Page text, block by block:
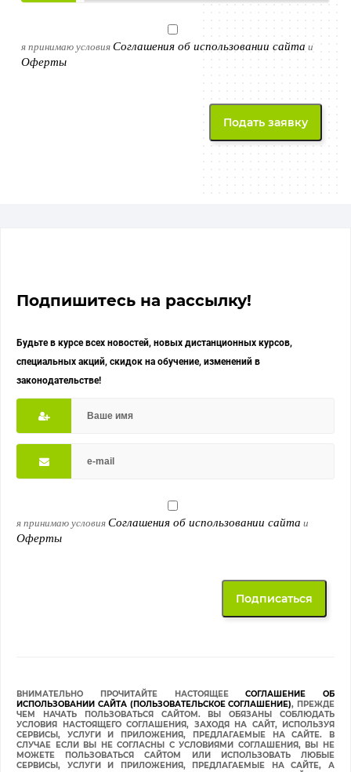
я принимаю условияСоглашения об использовании сайта и
Оферты
Подпишитесь на рассылку!
Будьте в курсе всех новостей, новых дистанционных курсов,
специальных акций, скидок на обучение, изменений в
законодательстве!
я принимаю условияСоглашения об использовании сайта и
Оферты
ВНИМАТЕЛЬНО ПРОЧИТАЙТЕ НАСТОЯЩЕЕСОГЛАШЕНИЕ ОБ
ИСПОЛЬЗОВАНИИ САЙТА (ПОЛЬЗОВАТЕЛЬСКОЕ СОГЛАШЕНИЕ), ПРЕЖДЕ
ЧЕМ НАЧАТЬ ПОЛЬЗОВАТЬСЯ САЙТОМ. ВЫ ОБЯЗАНЫ СОБЛЮДАТЬ
УСЛОВИЯ НАСТОЯЩЕГО СОГЛАШЕНИЯ, ЗАХОДЯ НА САЙТ, ИСПОЛЬЗУЯ
СЕРВИСЫ, УСЛУГИ И ПРИЛОЖЕНИЯ, ПРЕДЛАГАЕМЫЕ НА САЙТЕ. В
СЛУЧАЕ ЕСЛИ ВЫ НЕ СОГЛАСНЫ С УСЛОВИЯМИ СОГЛАШЕНИЯ, ВЫ НЕ
МОЖЕТЕ ПОЛЬЗОВАТЬСЯ САЙТОМ ИЛИ ИСПОЛЬЗОВАТЬ ЛЮБЫЕ
СЕРВИСЫ, УСЛУГИ И ПРИЛОЖЕНИЯ, ПРЕДЛАГАЕМЫЕ НА САЙТЕ, А